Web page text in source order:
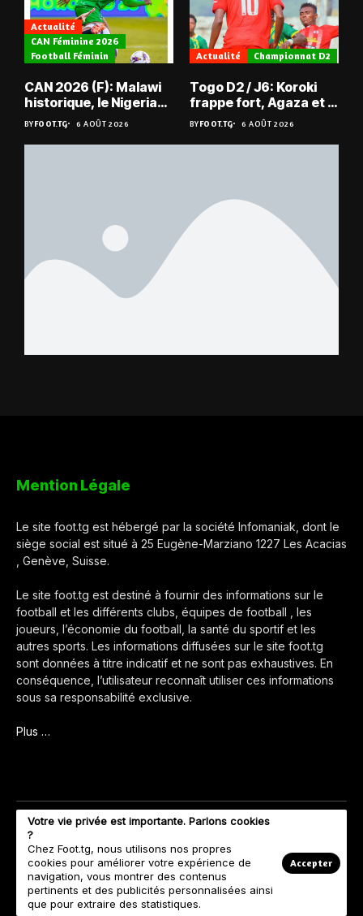
Actualité
CAN Féminine 2026
Football Féminin
CAN 2026 (F): Malawi
historique, le Nigeria
sauvé, la Zambie
éliminée
BYFOOT.TG 6 AOÛT 2026
Actualité Championnat D2
Togo D2 / J6: Koroki
frappe fort, Agaza et la
JCA assurent,
suspense avant Sara
FC – Doumbé FC
BYFOOT.TG 6 AOÛT 2026
Mention Légale
Le site foot.tg est hébergé par la société Infomaniak, dont le
siège social est situé à 25 Eugène-Marziano 1227 Les Acacias
, Genève, Suisse.
Le site foot.tg est destiné à fournir des informations sur le
football et les différents clubs, équipes de football , les
joueurs, l’économie du football, la santé du sportif et les
autres sports. Les informations diffusées sur le site foot.tg
sont données à titre indicatif et ne sont pas exhaustives. En
conséquence, l’utilisateur reconnaît utiliser ces informations
sous sa responsabilité exclusive.
Plus …
Votre vie privée est importante. Parlons cookies
?
Chez Foot.tg, nous utilisons nos propres
cookies pour améliorer votre expérience de
navigation, vous montrer des contenus
pertinents et des publicités personnalisées ainsi
que pour extraire des statistiques.
Accepter